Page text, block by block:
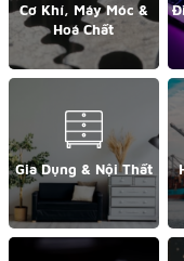
Cơ Khí, Máy Móc &
Hoá Chất
Gia Dụng & Nội Thất